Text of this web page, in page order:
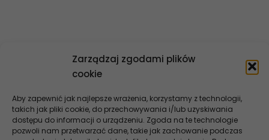
Zarządzaj zgodami plików
cookie
Aby zapewnić jak najlepsze wrażenia, korzystamy z technologii,
takich jak pliki cookie, do przechowywania i/lub uzyskiwania
dostępu do informacji o urządzeniu. Zgoda na te technologie
pozwoli nam przetwarzać dane, takie jak zachowanie podczas